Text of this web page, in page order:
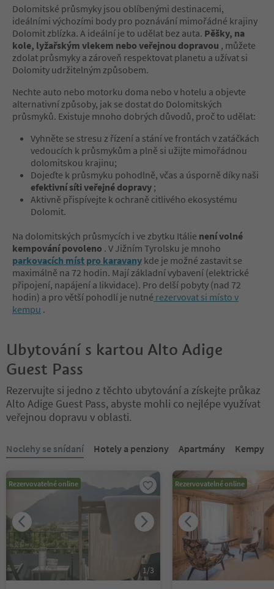
Dolomitské průsmyky jsou oblíbenými destinacemi,
ideálními výchozími body pro poznávání mimořádné krajiny
Dolomit zblízka. A ideální je to udělat bez auta. Pěšky, na
kole, lyžařským vlekem nebo veřejnou dopravou , můžete
zdolat průsmyky a zároveň respektovat planetu a užívat si
Dolomity udržitelným způsobem.
Nechte auto nebo motorku doma nebo v hotelu a objevte
alternativní způsoby, jak se dostat do Dolomitských
průsmyků. Existuje mnoho dobrých důvodů, proč to udělat:
Vyhněte se stresu z řízení a stání ve frontách v zatáčkách
vedoucích k průsmykům a plně si užijte mimořádnou
dolomitskou krajinu;
Dojeďte k průsmyku pohodlně, včas a úsporně díky naši
efektivní síti veřejné dopravy ;
Aktivně přispívejte k ochraně citlivého ekosystému
Dolomit.
Na dolomitských průsmycích i ve zbytku Itálie není volné
kempování povoleno . V Jižním Tyrolsku je mnoho
parkovacích míst pro karavany kde je možné zastavit se
maximálně na 72 hodin. Mají základní vybavení (elektrické
připojení, napájení a likvidace). Pro delší pobyty (nad 72
hodin) a pro větší pohodlí je nutné rezervovat si místo v
kempu .
Ubytování s kartou Alto Adige
Guest Pass
Rezervujte si jedno z těchto ubytování a získejte průkaz
Alto Adige Guest Pass, abyste mohli co nejlépe využívat
veřejnou dopravu v oblasti.
Nacházíte se na tabulkovém posuvníku. Vyberte kartu pro
Noclehy se snídaní Hotely a penziony Apartmány Kempy
Rezervovatelné online
1 /3
Rezervovatelné online